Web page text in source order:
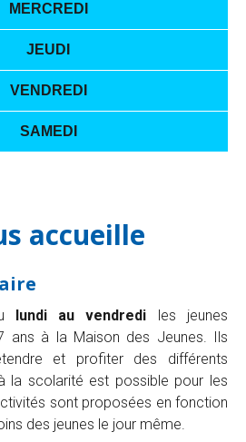
MERCREDI
JEUDI
VENDREDI
SAMEDI
accueille
lundi au vendredi les jeunes
ans à la Maison des Jeunes. Ils
et profiter des différents
la scolarité est possible pour les
sont proposées en fonction
des jeunes le jour même.